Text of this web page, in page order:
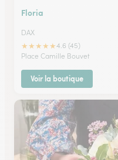
Floria
DAX
★★★★★4.6 (45)
Place Camille Bouvet
Voir la boutique